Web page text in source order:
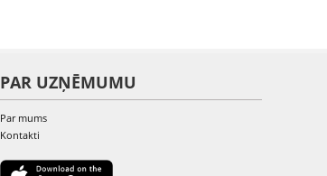
PAR UZŅĒMUMU
Par mums
Kontakti